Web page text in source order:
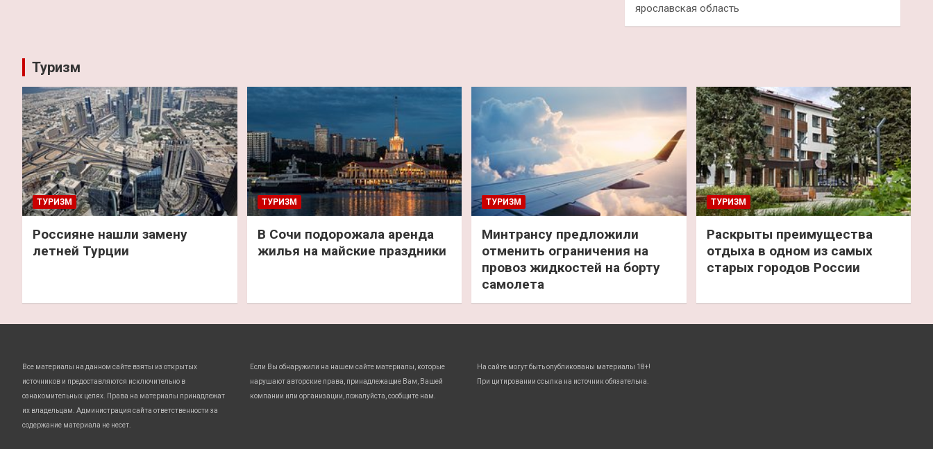
ярославская область
Туризм
ТУРИЗМ
Россияне нашли замену
летней Турции
ТУРИЗМ
В Сочи подорожала аренда
жилья на майские праздники
ТУРИЗМ
Минтрансу предложили
отменить ограничения на
провоз жидкостей на борту
самолета
ТУРИЗМ
Раскрыты преимущества
отдыха в одном из самых
старых городов России
Все материалы на данном сайте взяты из открытых
источников и предоставляются исключительно в
ознакомительных целях. Права на материалы принадлежат
их владельцам. Администрация сайта ответственности за
содержание материала не несет.
Если Вы обнаружили на нашем сайте материалы, которые
нарушают авторские права, принадлежащие Вам, Вашей
компании или организации, пожалуйста, сообщите нам.
На сайте могут быть опубликованы материалы 18+!
При цитировании ссылка на источник обязательна.